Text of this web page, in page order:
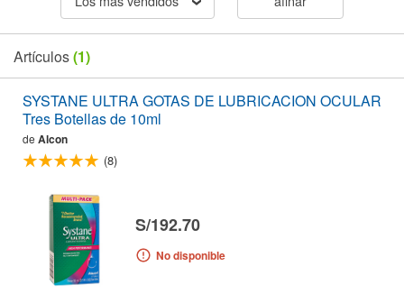
Artículos(1)
SYSTANE ULTRA GOTAS DE LUBRICACION OCULAR
Tres Botellas de 10ml
de Alcon
(8)
S/192.70
No disponible